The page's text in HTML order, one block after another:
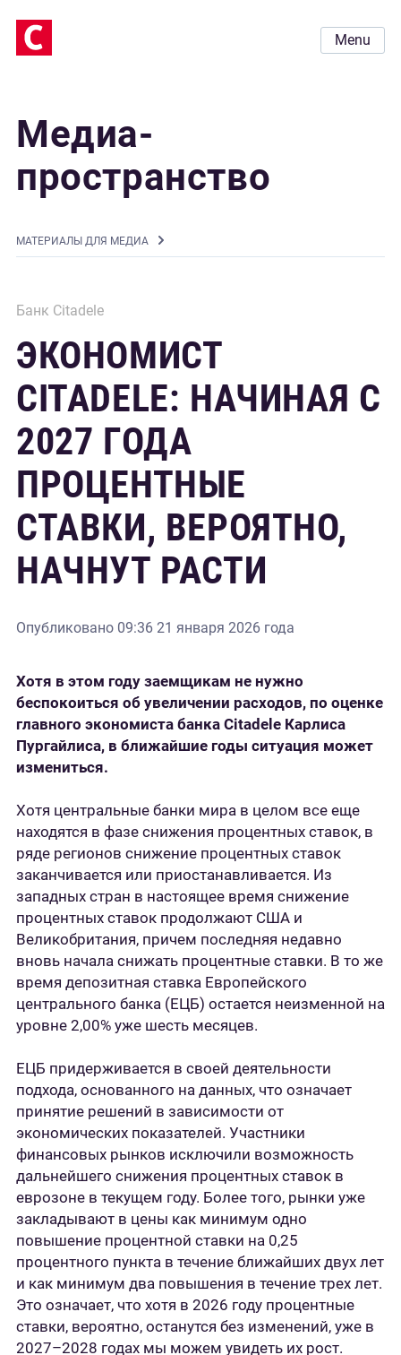
Menu
Медиа-
пространство
MАТЕРИАЛЫ ДЛЯ МЕДИА
Банк Citadele
ЭКОНОМИСТ
CITADELE: НАЧИНАЯ С
2027 ГОДА
ПРОЦЕНТНЫЕ
СТАВКИ, ВЕРОЯТНО,
НАЧНУТ РАСТИ
Опубликовано 09:36 21 января 2026 года
Хотя в этом году заемщикам не нужно
беспокоиться об увеличении расходов, по оценке
главного экономиста банка Citadele Карлиса
Пургайлиса, в ближайшие годы ситуация может
измениться.
Хотя центральные банки мира в целом все еще
находятся в фазе снижения процентных ставок, в
ряде регионов снижение процентных ставок
заканчивается или приостанавливается. Из
западных стран в настоящее время снижение
процентных ставок продолжают США и
Великобритания, причем последняя недавно
вновь начала снижать процентные ставки. В то же
время депозитная ставка Европейского
центрального банка (ЕЦБ) остается неизменной на
уровне 2,00% уже шесть месяцев.
ЕЦБ придерживается в своей деятельности
подхода, основанного на данных, что означает
принятие решений в зависимости от
экономических показателей. Участники
финансовых рынков исключили возможность
дальнейшего снижения процентных ставок в
еврозоне в текущем году. Более того, рынки уже
закладывают в цены как минимум одно
повышение процентной ставки на 0,25
процентного пункта в течение ближайших двух лет
и как минимум два повышения в течение трех лет.
Это означает, что хотя в 2026 году процентные
ставки, вероятно, останутся без изменений, уже в
2027–2028 годах мы можем увидеть их рост.